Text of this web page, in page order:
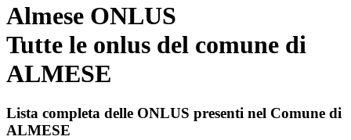
Almese ONLUS
Tutte le onlus del comune di
ALMESE
Lista completa delle ONLUS presenti nel Comune di
ALMESE